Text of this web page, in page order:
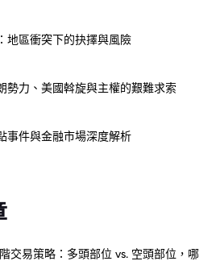
地區衝突下的抉擇與風險
勢力、美國斡旋與主權的艱難求索
事件與金融市場深度解析
交易策略：多頭部位 vs. 空頭部位，哪